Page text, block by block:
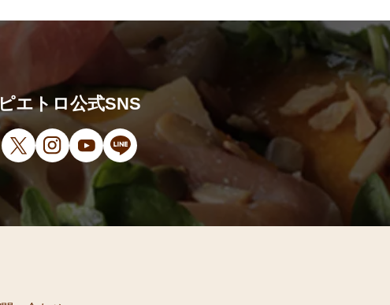
ウィンドウで開きます）
トア（新しいウィンドウで開きます）
タウン（新しいウィンドウで開きます）
ラジオ（新しいウィンドウで開きます）
エトロ公式SNS
X（新しいウィンドウで開きます）
Instagram（新しいウィンドウで開きます）
YouTube（新しいウィンドウで開きます）
LINE（新しいウィンドウで開きます）